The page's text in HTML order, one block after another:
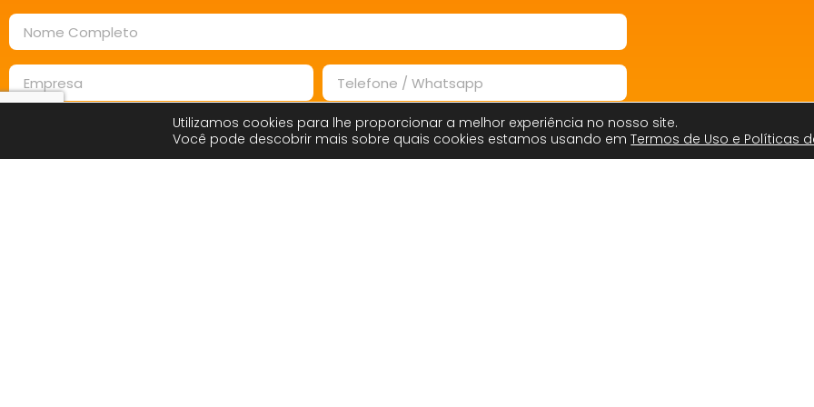
Utilizamos cookies para lhe proporcionar a melhor experiência no nosso site.
Você pode descobrir mais sobre quais cookies estamos usando emTermos de Uso e Políticas